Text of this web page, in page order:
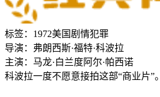
标签： 1972美国 剧情犯罪
导演： 弗朗西斯·福特·科波拉
主演： 马龙·白兰度阿尔·帕西诺
科波拉一度不愿意接拍这部“商业片”。